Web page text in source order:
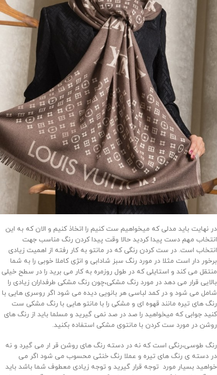
در نهایت باید مدلی که میخواهیم ست کنیم را اتخاذ کنیم و الان که به این
انتخاب مهم دست پیدا کردید حالا وقت پیدا کردن رنگ مناسب جهت
انتخاب است. در ست کردن رنگی که در مانتو به کار رفته از اهمیت زیادی
برخور دار است مثلا در مورد رنگ سبز شادابی و انژی کاملا خوبی را به شما
منتقل می کند و استایلی که در طول روزمره به کار می برید را در سطح خیلی
بالایی قرار می دهد در مورد رنگ مشکی،چون رنگ مشکی طرفداران زیادی را
شامل می شود و در کمد لباسی هر بانویی دیده می شود اگر روسری هایی با
رنگ های تیره مانند قهوه ای و مشکی را با مانتو هایی با رنگ مشکی ست
کنید جوابی که میخواهید را صد در صد نمی گیرید و مسلما باید از رنگ های
روشن در مورد ست کردن با مانتوی مشکی استفاده بکنید.
رنگ طوسی،رنگی است که نه در دسته رنگ های روشن قر ار می گیرد و نه
در دسته ی رنگ های تیره و عملا رنگ خنثی محسوب می شود اگر می
خواهید بسیار مورد توجه قرار گیرید و توجه زیادی معطوف شما باشد باید